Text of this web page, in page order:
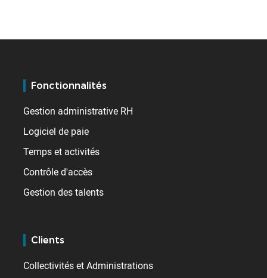
Fonctionnalités
Gestion administrative RH
Logiciel de paie
Temps et activités
Contrôle d'accès
Gestion des talents
Clients
Collectivités et Administrations